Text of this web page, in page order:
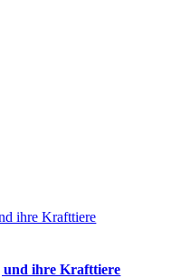
ihre Krafttiere
und ihre Krafttiere